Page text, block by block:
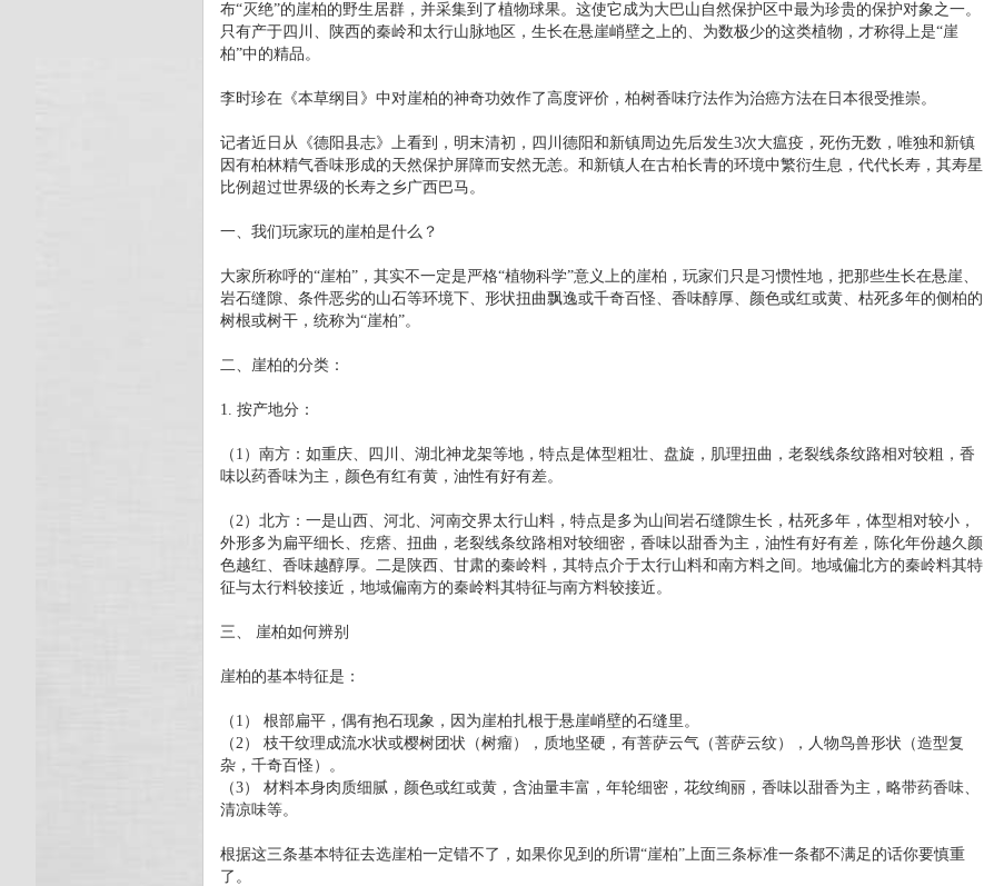
布“灭绝”的崖柏的野生居群，并采集到了植物球果。这使它成为大巴山自然保护区中最为珍贵的保护对象之一。
只有产于四川、陕西的秦岭和太行山脉地区，生长在悬崖峭壁之上的、为数极少的这类植物，才称得上是“崖
柏”中的精品。
李时珍在《本草纲目》中对崖柏的神奇功效作了高度评价，柏树香味疗法作为治癌方法在日本很受推崇。
记者近日从《德阳县志》上看到，明末清初，四川德阳和新镇周边先后发生3次大瘟疫，死伤无数，唯独和新镇
因有柏林精气香味形成的天然保护屏障而安然无恙。和新镇人在古柏长青的环境中繁衍生息，代代长寿，其寿星
比例超过世界级的长寿之乡广西巴马。
一、我们玩家玩的崖柏是什么？
大家所称呼的“崖柏”，其实不一定是严格“植物科学”意义上的崖柏，玩家们只是习惯性地，把那些生长在悬崖、
岩石缝隙、条件恶劣的山石等环境下、形状扭曲飘逸或千奇百怪、香味醇厚、颜色或红或黄、枯死多年的侧柏的
树根或树干，统称为“崖柏”。
二、崖柏的分类：
1. 按产地分：
（1）南方：如重庆、四川、湖北神龙架等地，特点是体型粗壮、盘旋，肌理扭曲，老裂线条纹路相对较粗，香
味以药香味为主，颜色有红有黄，油性有好有差。
（2）北方：一是山西、河北、河南交界太行山料，特点是多为山间岩石缝隙生长，枯死多年，体型相对较小，
外形多为扁平细长、疙瘩、扭曲，老裂线条纹路相对较细密，香味以甜香为主，油性有好有差，陈化年份越久颜
色越红、香味越醇厚。二是陕西、甘肃的秦岭料，其特点介于太行山料和南方料之间。地域偏北方的秦岭料其特
征与太行料较接近，地域偏南方的秦岭料其特征与南方料较接近。
三、 崖柏如何辨别
崖柏的基本特征是：
（1） 根部扁平，偶有抱石现象，因为崖柏扎根于悬崖峭壁的石缝里。
（2） 枝干纹理成流水状或樱树团状（树瘤），质地坚硬，有菩萨云气（菩萨云纹），人物鸟兽形状（造型复
杂，千奇百怪）。
（3） 材料本身肉质细腻，颜色或红或黄，含油量丰富，年轮细密，花纹绚丽，香味以甜香为主，略带药香味、
清凉味等。
根据这三条基本特征去选崖柏一定错不了，如果你见到的所谓“崖柏”上面三条标准一条都不满足的话你要慎重
了。